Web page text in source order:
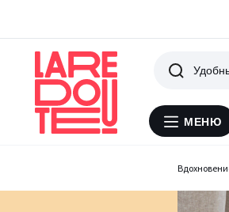
Меню
МЕНЮ
Поиск